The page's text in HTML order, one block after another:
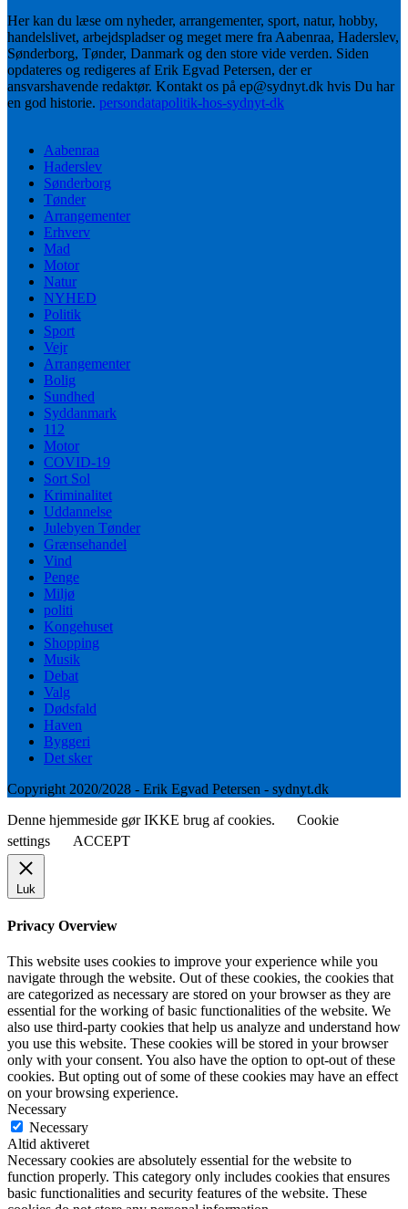
Her kan du læse om nyheder, arrangementer, sport, natur, hobby,
handelslivet, arbejdspladser og meget mere fra Aabenraa, Haderslev,
Sønderborg, Tønder, Danmark og den store vide verden. Siden
opdateres og redigeres af Erik Egvad Petersen, der er
ansvarshavende redaktør. Kontakt os på ep@sydnyt.dk hvis Du har
en god historie. persondatapolitik-hos-sydnyt-dk
Aabenraa
Haderslev
Sønderborg
Tønder
Arrangementer
Erhverv
Mad
Motor
Natur
NYHED
Politik
Sport
Vejr
Arrangementer
Bolig
Sundhed
Syddanmark
112
Motor
COVID-19
Sort Sol
Kriminalitet
Uddannelse
Julebyen Tønder
Grænsehandel
Vind
Penge
Miljø
politi
Kongehuset
Shopping
Musik
Debat
Valg
Dødsfald
Haven
Byggeri
Det sker
Copyright 2020/2028 - Erik Egvad Petersen - sydnyt.dk
Denne hjemmeside gør IKKE brug af cookies.
Cookie
settings
ACCEPT
Luk
Privacy Overview
This website uses cookies to improve your experience while you
navigate through the website. Out of these cookies, the cookies that
are categorized as necessary are stored on your browser as they are
essential for the working of basic functionalities of the website. We
also use third-party cookies that help us analyze and understand how
you use this website. These cookies will be stored in your browser
only with your consent. You also have the option to opt-out of these
cookies. But opting out of some of these cookies may have an effect
on your browsing experience.
Necessary
Necessary
Altid aktiveret
Necessary cookies are absolutely essential for the website to
function properly. This category only includes cookies that ensures
basic functionalities and security features of the website. These